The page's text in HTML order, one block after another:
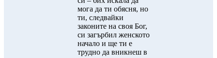
мога да ти обясня, но
ти, следвайки
законите на своя Бог,
си загърбил женското
начало и ще ти е
трудно да вникнеш в